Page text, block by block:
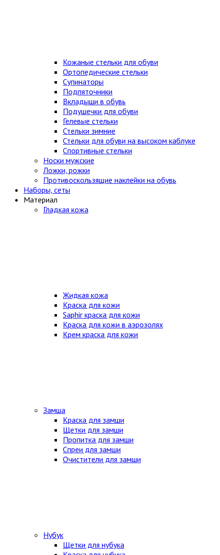
Кожаные стельки для обуви
Ортопедические стельки
Супинаторы
Подпяточники
Вкладыши в обувь
Подушечки для обуви
Гелевые стельки
Стельки зимние
Стельки для обуви на высоком каблуке
Спортивные стельки
Носки мужские
Ложки, рожки
Противоскользящие наклейки на обувь
Наборы, сеты
Материал
Гладкая кожа
Жидкая кожа
Краска для кожи
Saphir краска для кожи
Краска для кожи в аэрозолях
Крем краска для кожи
Замша
Краска для замши
Щетки для замши
Пропитка для замши
Спреи для замши
Очистители для замши
Нубук
Щетки для нубука